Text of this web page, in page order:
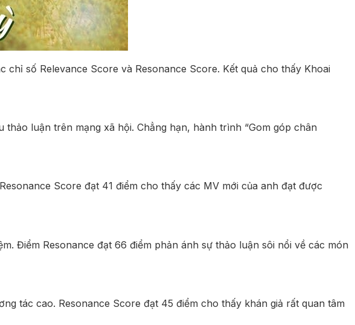
số Relevance Score và Resonance Score. Kết quả cho thấy Khoai
luận trên mạng xã hội. Chẳng hạn, hành trình “Gom góp chân
Score đạt 41 điểm cho thấy các MV mới của anh đạt được
Điểm Resonance đạt 66 điểm phản ánh sự thảo luận sôi nổi về các món
tác cao. Resonance Score đạt 45 điểm cho thấy khán giả rất quan tâm